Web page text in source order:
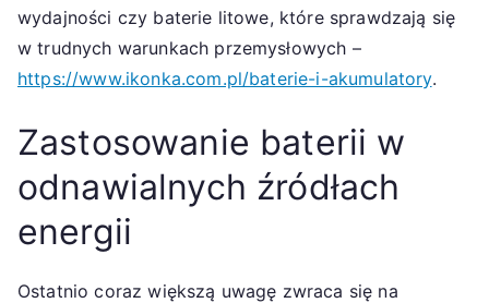
wydajności czy baterie litowe, które sprawdzają się
w trudnych warunkach przemysłowych –
https://www.ikonka.com.pl/baterie-i-akumulatory.
Zastosowanie baterii w
odnawialnych źródłach
energii
Ostatnio coraz większą uwagę zwraca się na